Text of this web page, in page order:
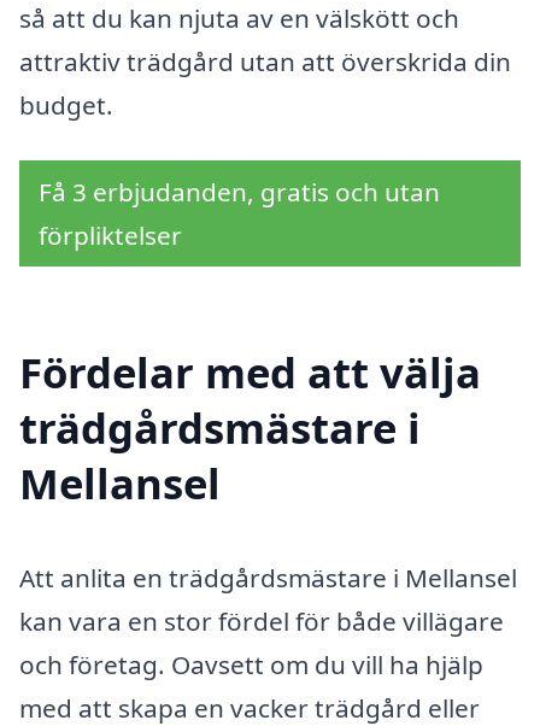
så att du kan njuta av en välskött och
attraktiv trädgård utan att överskrida din
budget.
Få 3 erbjudanden, gratis och utan
förpliktelser
Fördelar med att välja
trädgårdsmästare i
Mellansel
Att anlita en trädgårdsmästare i Mellansel
kan vara en stor fördel för både villägare
och företag. Oavsett om du vill ha hjälp
med att skapa en vacker trädgård eller